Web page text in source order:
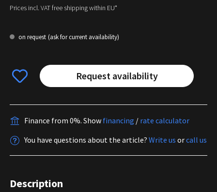
Prices incl. VAT free shipping within EU*
on request (ask for current availability)
Request availability
Finance from 0%. Show financing / rate calculator
You have questions about the article? Write us orcall us
Description